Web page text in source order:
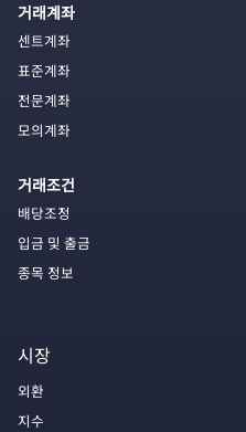
거래계좌
센트계좌
표준계좌
전문계좌
모의계좌
거래조건
배당조정
입금 및 출금
종목 정보
시장
외환
지수